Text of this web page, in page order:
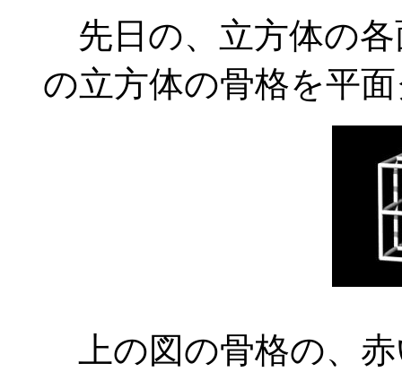
先日の、立方体の各
の立方体の骨格を平
上の図の骨格の、